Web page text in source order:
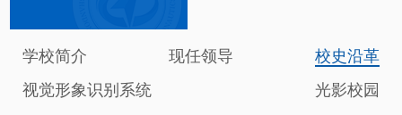
学校简介 现任领导
校史沿革
视觉形象识别系统
光影校园